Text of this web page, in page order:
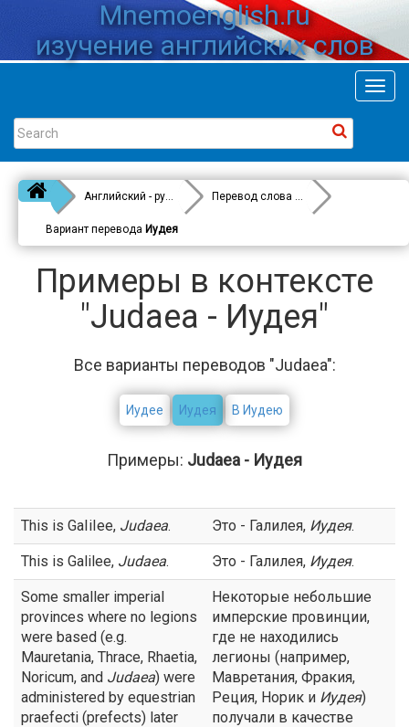
Mnemoenglish.ru
изучение английских слов
Английский - русский Перевод слова
Judaea
Вариант перевода Иудея
Примеры в контексте
"Judaea - Иудея"
Все варианты переводов "Judaea":
Иудее Иудея В Иудею
Примеры: Judaea - Иудея
This is GaIiIee, Judaea. Это - Галилея, Иудея.
This is Galilee, Judaea. Это - Галилея, Иудея.
Some smaller imperial
provinces where no legions
were based (e.g.
Mauretania, Thrace, Rhaetia,
Noricum, and Judaea) were
administered by equestrian
praefecti (prefects) later
Некоторые небольшие
имперские провинции,
где не находились
легионы (например,
Мавретания, Фракия,
Реция, Норик и Иудея)
получали в качестве